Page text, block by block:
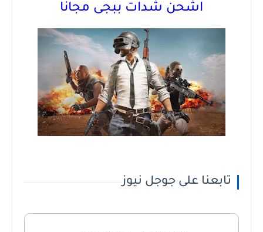
اشحن شدات ببجى مجانا
تابعنا على جوجل نيوز